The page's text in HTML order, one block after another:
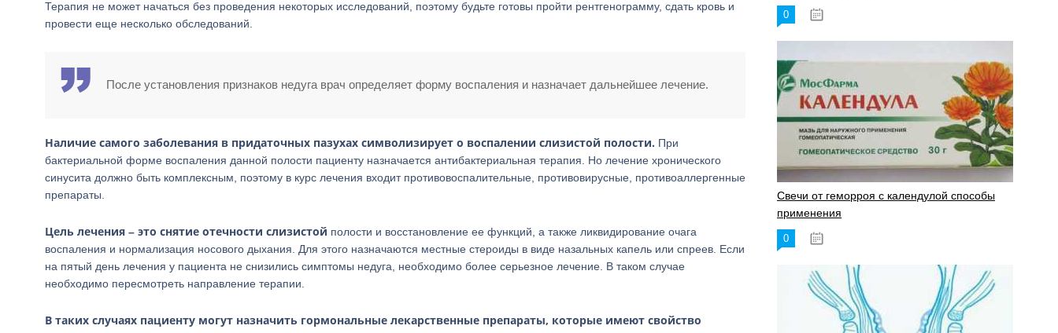
Терапия не может начаться без проведения некоторых исследований, поэтому будьте готовы пройти рентгенограмму, сдать кровь и
провести еще несколько обследований.
После установления признаков недуга врач определяет форму воспаления и назначает дальнейшее лечение.
Наличие самого заболевания в придаточных пазухах символизирует о воспалении слизистой полости. При
бактериальной форме воспаления данной полости пациенту назначается антибактериальная терапия. Но лечение хронического
синусита должно быть комплексным, поэтому в курс лечения входит противовоспалительные, противовирусные, противоаллергенные
препараты.
Цель лечения – это снятие отечности слизистой полости и восстановление ее функций, а также ликвидирование очага
воспаления и нормализация носового дыхания. Для этого назначаются местные стероиды в виде назальных капель или спреев. Если
на пятый день лечения у пациента не снизились симптомы недуга, необходимо более серьезное лечение. В таком случае
необходимо пересмотреть направление терапии.
В таких случаях пациенту могут назначить гормональные лекарственные препараты, которые имеют свойство
0
Свечи от геморроя с календулой способы
применения
0